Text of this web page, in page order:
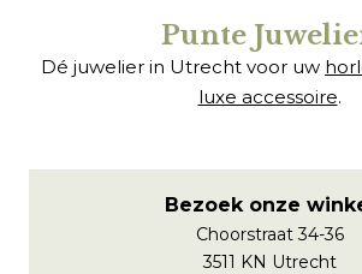
Punte
Dé juwelier in Utrecht voor uw
luxe accessoire.
Bezoek onze
Choorstraat 34-36
3511 KN Utrecht